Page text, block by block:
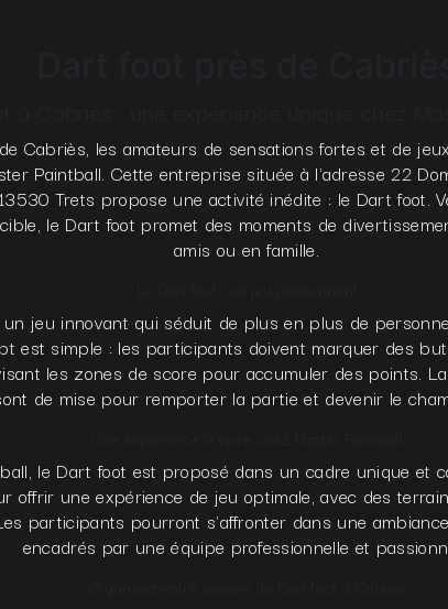
Cabriès, les amateurs de sensations fortes et de
Paintball. Cette entreprise située à l'adresse 22
Trets propose une activité inédite : le Dart foot.
le Dart foot promet des moments de
amis ou en famille.
jeu innovant qui séduit de plus en plus de
est simple : les participants doivent marquer des
les zones de score pour accumuler des points.
de mise pour remporter la partie et devenir le
le Dart foot est proposé dans un cadre unique et
offrir une expérience de jeu optimale, avec des
participants pourront s'affronter dans une
encadrés par une équipe professionnelle et